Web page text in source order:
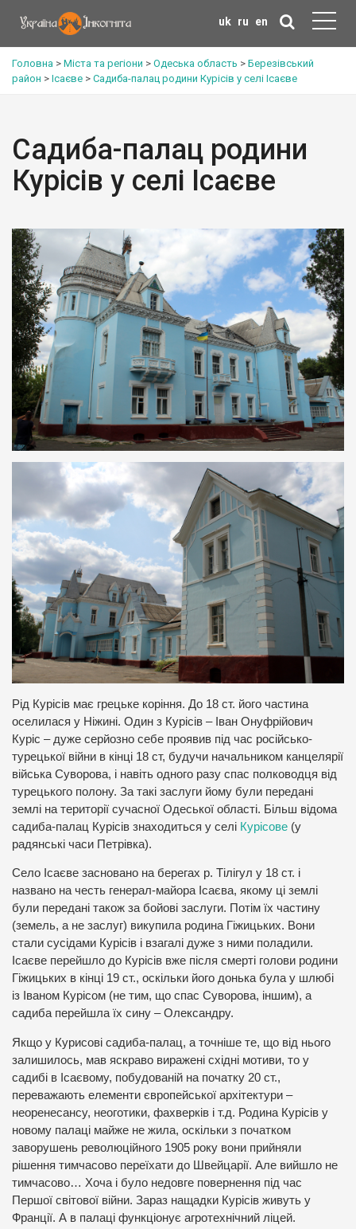
uk ru en
Головна > Міста та регіони > Одеська область > Березівський
район > Ісаєве > Садиба-палац родини Курісів у селі Ісаєве
Садиба-палац родини
Курісів у селі Ісаєве
Рід Курісів має грецьке коріння. До 18 ст. його частина
оселилася у Ніжині. Один з Курісів – Іван Онуфрійович
Куріс – дуже серйозно себе проявив під час російсько-
турецької війни в кінці 18 ст, будучи начальником канцелярії
війська Суворова, і навіть одного разу спас полководця від
турецького полону. За такі заслуги йому були передані
землі на території сучасної Одеської області. Більш відома
садиба-палац Курісів знаходиться у селі Курісове (у
радянські часи Петрівка).
Село Ісаєве засновано на берегах р. Тілігул у 18 ст. і
названо на честь генерал-майора Ісаєва, якому ці землі
були передані також за бойові заслуги. Потім їх частину
(земель, а не заслуг) викупила родина Гіжицьких. Вони
стали сусідами Курісів і взагалі дуже з ними поладили.
Ісаєве перейшло до Курісів вже після смерті голови родини
Гіжицьких в кінці 19 ст., оскільки його донька була у шлюбі
із Іваном Курісом (не тим, що спас Суворова, іншим), а
садиба перейшла їх сину – Олександру.
Якщо у Курисові садиба-палац, а точніше те, що від нього
залишилось, мав яскраво виражені східні мотиви, то у
садибі в Ісаєвому, побудованій на початку 20 ст.,
переважають елементи європейської архітектури –
неоренесансу, неоготики, фахверків і т.д. Родина Курісів у
новому палаці майже не жила, оскільки з початком
заворушень революційного 1905 року вони прийняли
рішення тимчасово переїхати до Швейцарії. Але вийшло не
тимчасово… Хоча і було недовге повернення під час
Першої світової війни. Зараз нащадки Курісів живуть у
Франції. А в палаці функціонує агротехнічний ліцей.